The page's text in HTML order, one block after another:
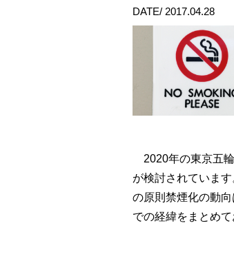
DATE/ 2017.04.28
2020年の東京五
が検討されていま
の原則禁煙化の動
での経緯をまとめて